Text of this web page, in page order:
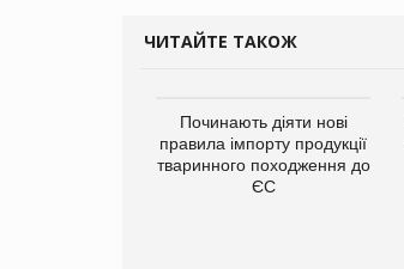
ЧИТАЙТЕ ТАКОЖ
Починають діяти нові
правила імпорту продукції
тваринного походження до
ЄС